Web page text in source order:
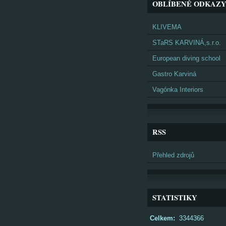
OBLÍBENÉ ODKAZY
KLIVEMA
STaRS KARVINÁ,s.r.o.
European diving school
Gastro Karviná
Vagónka Interiors
RSS
Přehled zdrojů
STATISTIKY
Celkem: 3344366